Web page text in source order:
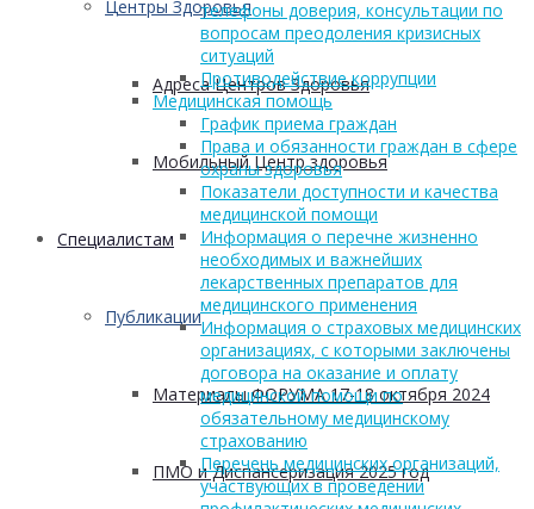
Центры Здоровья
Адреса Центров Здоровья
Мобильный Центр здоровья
Cпециалистам
Публикации
Материалы ФОРУМА 17-18 октября 2024
ПМО и Диспансеризация 2025 год
телефоны доверия, консультации по
вопросам преодоления кризисных
ситуаций
Противодействие коррупции
Медицинская помощь
График приема граждан
Права и обязанности граждан в сфере
охраны здоровья
Показатели доступности и качества
медицинской помощи
Информация о перечне жизненно
необходимых и важнейших
лекарственных препаратов для
медицинского применения
Информация о страховых медицинских
организациях, с которыми заключены
договора на оказание и оплату
медицинской помощи по
обязательному медицинскому
страхованию
Перечень медицинских организаций,
участвующих в проведении